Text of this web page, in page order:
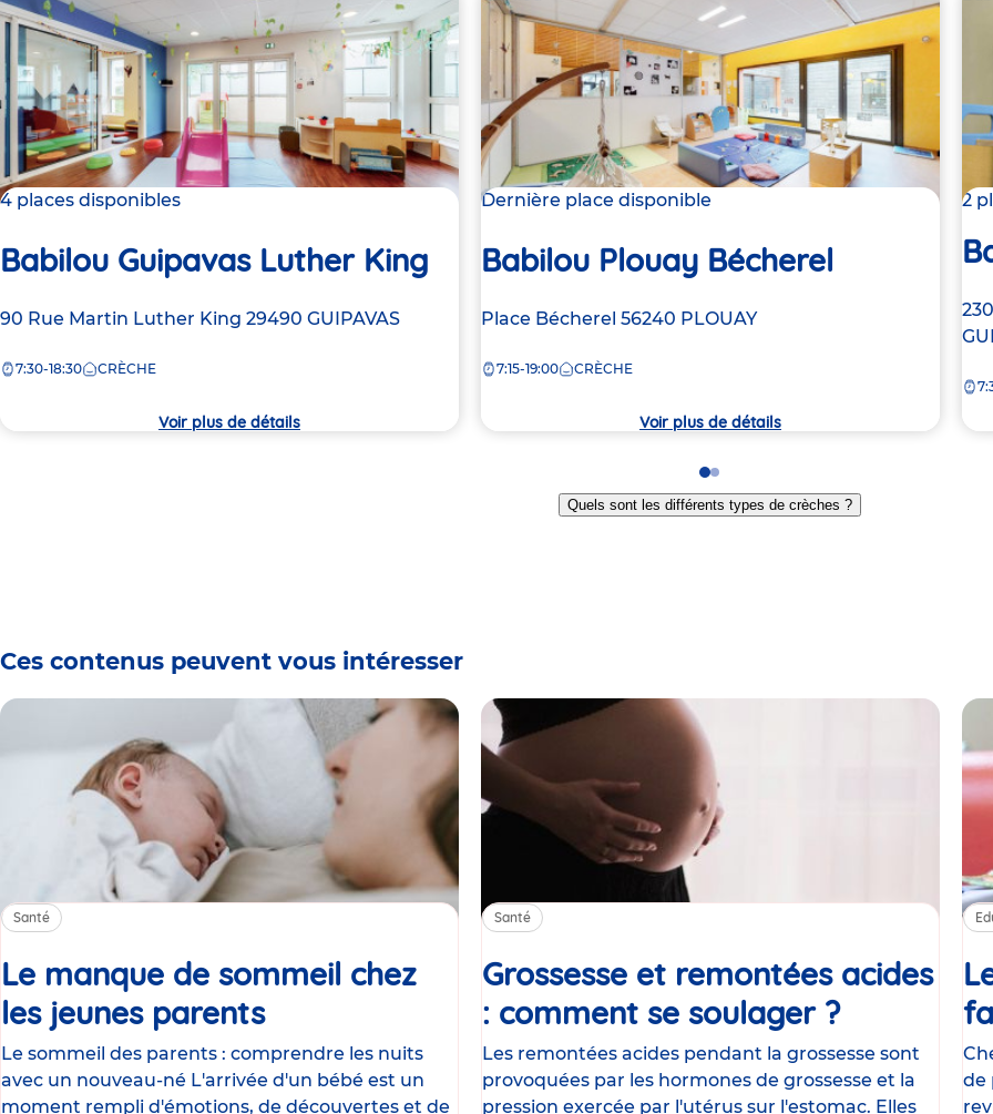
4 places disponibles
Babilou Guipavas Luther King
Adresse
la
90 Rue Martin Luther King 29490 GUIPAVAS
7:30-18:30 CRÈCHE
Voir plus de détails
Dernière place disponible
Babilou Plouay Bécherel
Adresse
la
Place Bécherel 56240 PLOUAY
7:15-19:00 CRÈCHE
Voir plus de détails
2
de
Go
to
slide
Go
to
slide
Quels sont les différents types de crèches ?
Ces contenus peuvent vous intéresser
Santé
Le manque de sommeil chez
les jeunes parentsArticle
Le sommeil des parents : comprendre les nuits
avec un nouveau-né L'arrivée d'un bébé est un
moment rempli d'émotions, de découvertes et de
Santé
Grossesse et remontées acides
: comment se soulager ?Article
Les remontées acides pendant la grossesse sont
provoquées par les hormones de grossesse et la
pression exercée par l'utérus sur l'estomac. Elles
de